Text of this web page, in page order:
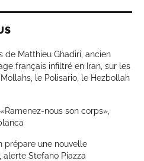
de Matthieu Ghadiri, ancien
français infiltré en Iran, sur les
le Polisario, le Hezbollah
nous son corps»,
prépare une nouvelle
Stefano Piazza